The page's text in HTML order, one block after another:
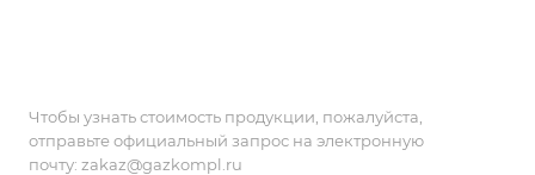
Чтобы узнать стоимость продукции, пожалуйста,
отправьте официальный запрос на электронную
почту: zakaz@gazkompl.ru